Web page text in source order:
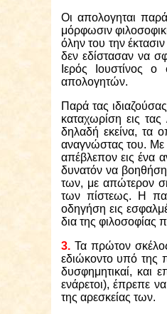
Οι απολογηται
μόρφωσιν
όλην του την
δεν εδίστασαν να
Ιερός Ιουστίνος
απολογητών.
Παρά τας
καταχωρίση εις
δηλαδή εκείνα, τα
αναγνώστας του. Με
απέβλεπον εις ένα
δυνατόν να
των, με απώτερον
των πίστεως. Η
οδηγήση εις
δια της φιλοσοφίας
3. Τα πρώτον
εδιώκοντο υπό της
δυσφημητικαί, και
ενάρετοι), έπρεπε
της αρεσκείας των.